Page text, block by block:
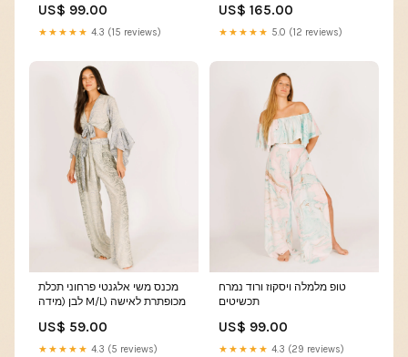
US$ 99.00
★★★★★ 4.3 (15 reviews)
(Size):S-L
US$ 165.00
★★★★★ 5.0 (12 reviews)
מכנס משי אלגנטי פרחוני תכלת
לבן (מידה M/L) מכופתרת לאישה
US$ 59.00
★★★★★ 4.3 (5 reviews)
טופ מלמלה ויסקוז ורוד נמרח
תכשיטים
US$ 99.00
★★★★★ 4.3 (29 reviews)